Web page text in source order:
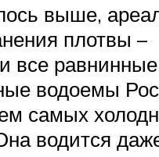
выше,
плотвы –
все равнинные
водоемы
самых
водится